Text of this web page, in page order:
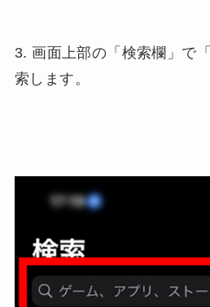
3. 画面上部の「検索欄」で
索します。